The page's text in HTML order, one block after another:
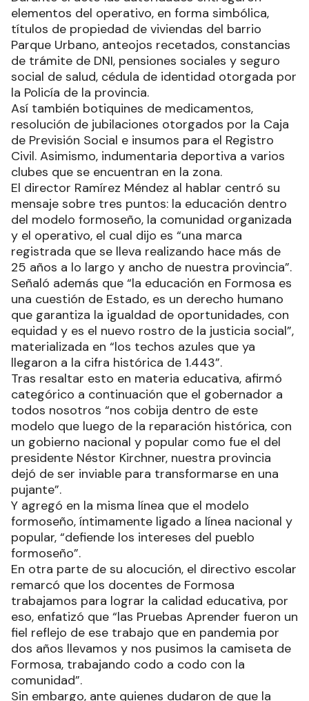
elementos del operativo, en forma simbólica,
títulos de propiedad de viviendas del barrio
Parque Urbano, anteojos recetados, constancias
de trámite de DNI, pensiones sociales y seguro
social de salud, cédula de identidad otorgada por
la Policía de la provincia.
Así también botiquines de medicamentos,
resolución de jubilaciones otorgados por la Caja
de Previsión Social e insumos para el Registro
Civil. Asimismo, indumentaria deportiva a varios
clubes que se encuentran en la zona.
El director Ramírez Méndez al hablar centró su
mensaje sobre tres puntos: la educación dentro
del modelo formoseño, la comunidad organizada
y el operativo, el cual dijo es “una marca
registrada que se lleva realizando hace más de
25 años a lo largo y ancho de nuestra provincia”.
Señaló además que “la educación en Formosa es
una cuestión de Estado, es un derecho humano
que garantiza la igualdad de oportunidades, con
equidad y es el nuevo rostro de la justicia social”,
materializada en “los techos azules que ya
llegaron a la cifra histórica de 1.443”.
Tras resaltar esto en materia educativa, afirmó
categórico a continuación que el gobernador a
todos nosotros “nos cobija dentro de este
modelo que luego de la reparación histórica, con
un gobierno nacional y popular como fue el del
presidente Néstor Kirchner, nuestra provincia
dejó de ser inviable para transformarse en una
pujante”.
Y agregó en la misma línea que el modelo
formoseño, íntimamente ligado a línea nacional y
popular, “defiende los intereses del pueblo
formoseño”.
En otra parte de su alocución, el directivo escolar
remarcó que los docentes de Formosa
trabajamos para lograr la calidad educativa, por
eso, enfatizó que “las Pruebas Aprender fueron un
fiel reflejo de ese trabajo que en pandemia por
dos años llevamos y nos pusimos la camiseta de
Formosa, trabajando codo a codo con la
comunidad”.
Sin embargo, ante quienes dudaron de que la